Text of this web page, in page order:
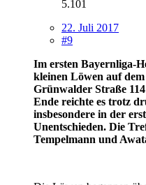
5.101
22. Juli 2017
#9
Im ersten Bayernliga-
kleinen Löwen auf
Grünwalder Straße
Ende reichte es trotz
insbesondere in der
Unentschieden. Die
Tempelmann und